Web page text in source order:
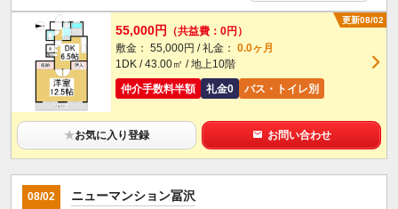
更新08/02
55,000円
（共益費：0円）
敷金： 55,000円 / 礼金： 0.0ヶ月
1DK / 43.00㎡ / 地上10階
仲介手数料半額
礼金0 バス・トイレ別
★お気に入り登録 お問い合わせ
08/02 ニューマンション冨沢